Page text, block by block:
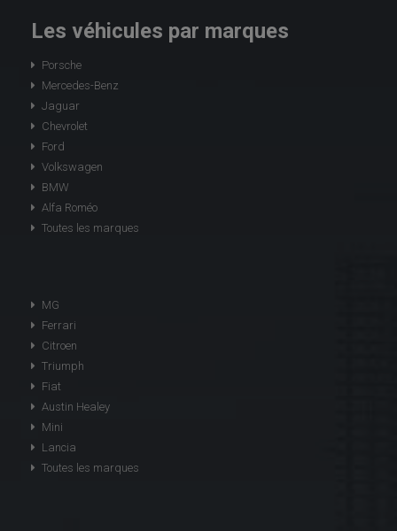
Les véhicules par marques
Porsche
Mercedes-Benz
Jaguar
Chevrolet
Ford
Volkswagen
BMW
Alfa Roméo
Toutes les marques
MG
Ferrari
Citroen
Triumph
Fiat
Austin Healey
Mini
Lancia
Toutes les marques